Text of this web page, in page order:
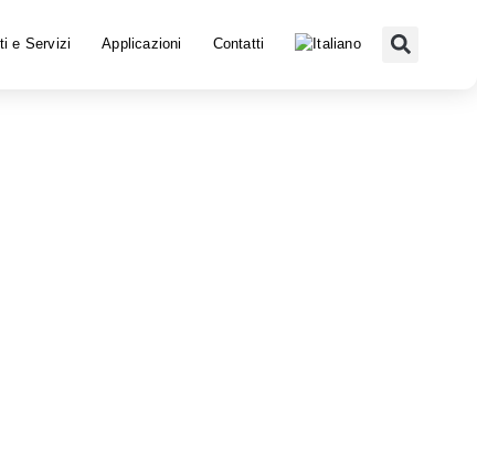
e Servizi Applicazioni Contatti